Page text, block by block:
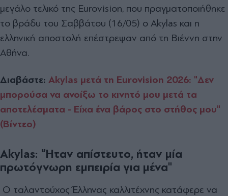
μεγάλο τελικό της Eurovision, που πραγματοποιήθηκε
το βράδυ του Σαββάτου (16/05) ο Akylas και η
ελληνική αποστολή επέστρεψαν από τη Βιέννη στην
Αθήνα.
Διαβάστε: Akylas μετά τη Eurovision 2026: "Δεν
μπορούσα να ανοίξω το κινητό μου μετά τα
αποτελέσματα - Είχα ένα βάρος στο στήθος μου"
(Βίντεο)
Akylas: "Ήταν απίστευτο, ήταν μία
πρωτόγνωρη εμπειρία για μένα"
Ο ταλαντούχος Έλληνας καλλιτέχνης κατάφερε να